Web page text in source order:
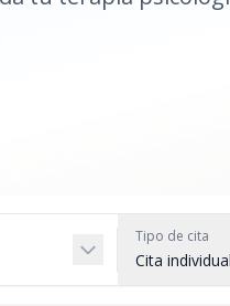
Tipo de cita
Cita individual